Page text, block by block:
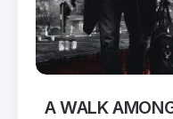
A WALK